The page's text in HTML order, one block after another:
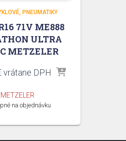
PNEUMATIKY
71V ME888
ULTRA
METZELER
vrátane DPH
METZELER
na objednávku